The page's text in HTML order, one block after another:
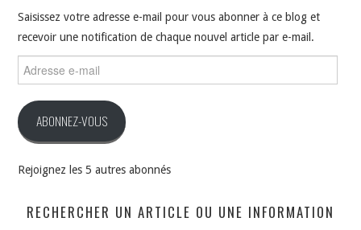
Saisissez votre adresse e-mail pour vous abonner à ce blog et
recevoir une notification de chaque nouvel article par e-mail.
e-
ABONNEZ-VOUS
Rejoignez les 5 autres abonnés
RECHERCHER UN ARTICLE OU UNE INFORMATION